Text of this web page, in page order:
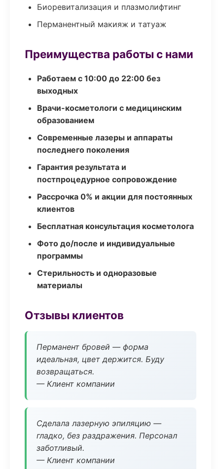
Биоревитализация и плазмолифтинг
Перманентный макияж и татуаж
Преимущества работы с нами
Работаем с 10:00 до 22:00 без
выходных
Врачи-косметологи с медицинским
образованием
Современные лазеры и аппараты
последнего поколения
Гарантия результата и
постпроцедурное сопровождение
Рассрочка 0% и акции для постоянных
клиентов
Бесплатная консультация косметолога
Фото до/после и индивидуальные
программы
Стерильность и одноразовые
материалы
Отзывы клиентов
Перманент бровей — форма
идеальная, цвет держится. Буду
возвращаться.
— Клиент компании
Сделала лазерную эпиляцию —
гладко, без раздражения. Персонал
заботливый.
— Клиент компании